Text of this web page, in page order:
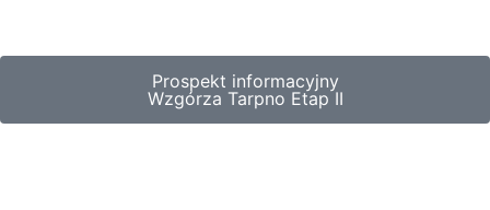
Prospekt informacyjny
Wzgórza Tarpno Etap II